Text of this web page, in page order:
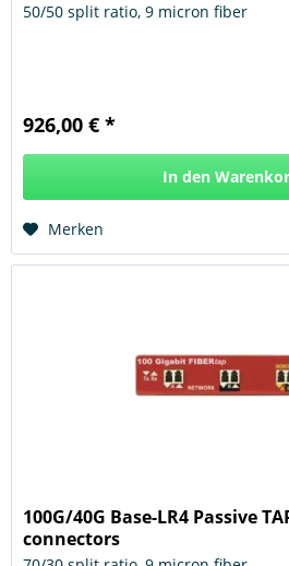
50/50 split ratio, 9 micron fiber
926,00 € *
In den
Merken
100G/40G Base-LR4 Passive
connectors